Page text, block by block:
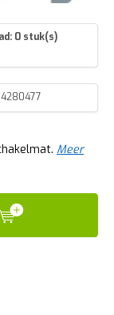
0 stuk(s)
Meer